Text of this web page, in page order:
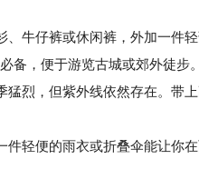
、牛仔裤或休闲裤，外加一件
备，便于游览古城或郊外徒步。
烈，但紫外线依然存在。带
便的雨衣或折叠伞能让你在